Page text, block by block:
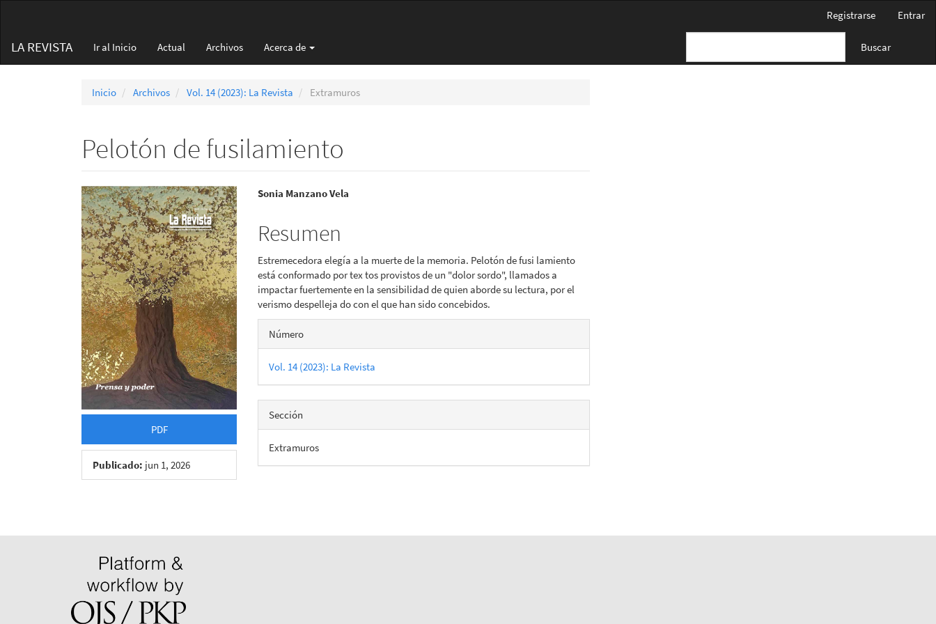
principal
Barra
Registrarse Entrar
LA REVISTA Ir al Inicio Actual Archivos Acerca de Buscar
Inicio Archivos Vol. 14 (2023): La Revista Extramuros
Pelotón de fusilamiento
Barra
lateral
del
artículo
PDF
Publicado: jun 1, 2026
Contenido
principal
del
artículo
Sonia Manzano Vela
Resumen
Estremecedora elegía a la muerte de la memoria. Pelotón de fusi lamiento
está conformado por tex tos provistos de un "dolor sordo", llamados a
impactar fuertemente en la sensibilidad de quien aborde su lectura, por el
verismo despelleja do con el que han sido concebidos.
Detalles
del
artículo
Número
Vol. 14 (2023): La Revista
Sección
Extramuros